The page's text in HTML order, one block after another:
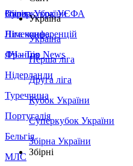
Збірна України
Італія
Німеччина
Франція
Нідерланди
Туреччина
Португалія
Бельгія
МЛС
Суперкубок УЄФА
Ліга конференцій
ЛЧ - Top News
Україна
Україна
Перша ліга
Друга ліга
Кубок України
Суперкубок України
Збірна України
Збірні